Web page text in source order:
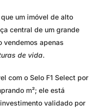
um imóvel de alto
central de um grande
vendemos apenas
de vida.
com o Selo F1 Select por
m²; ele está
validado por